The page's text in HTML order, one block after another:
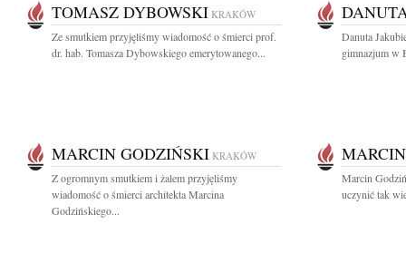
TOMASZ DYBOWSKI KRAKÓW
Ze smutkiem przyjęliśmy wiadomość o śmierci prof.
dr. hab. Tomasza Dybowskiego emerytowanego...
Danuta
gimnazjum w
MARCIN GODZIŃSKI KRAKÓW
Z ogromnym smutkiem i żalem przyjęliśmy
wiadomość o śmierci architekta Marcina
Godzińskiego...
Marcin
uczynić tak